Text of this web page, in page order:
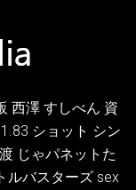
西澤 すしべん 資
ショット シン
じゃパネットた
ルバスターズ sex